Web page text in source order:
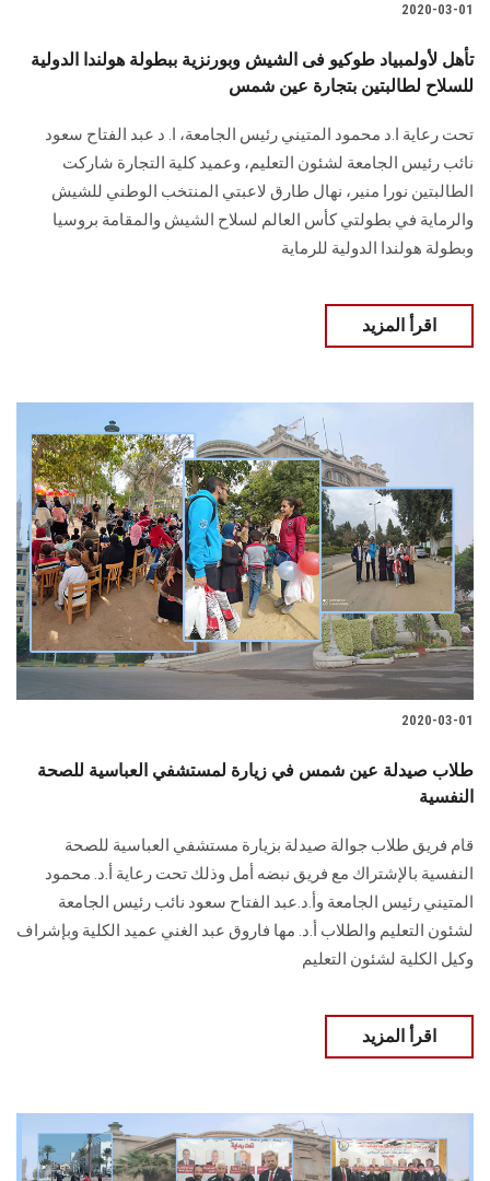
الخريجين
الموظفون
الزائـرون
2020-03-01
تأهل لأولمبياد طوكيو فى الشيش وبورنزية ببطولة هولندا الدولية
للسلاح لطالبتين بتجارة عين شمس
تحت رعاية ا.د محمود المتيني رئيس الجامعة، ا. د عبد الفتاح سعود
نائب رئيس الجامعة لشئون التعليم، وعميد كلية التجارة شاركت
الطالبتين نورا منير، نهال طارق لاعبتي المنتخب الوطني للشيش
والرماية في بطولتي كأس العالم لسلاح الشيش والمقامة بروسيا
وبطولة هولندا الدولية للرماية
اقرأ المزيد
2020-03-01
طلاب صيدلة عين شمس في زيارة لمستشفي العباسية للصحة
النفسية
قام فريق طلاب جوالة صيدلة بزيارة مستشفي العباسية للصحة
النفسية بالإشتراك مع فريق نبضه أمل وذلك تحت رعاية أ.د. محمود
المتيني رئيس الجامعة وأ.د.عبد الفتاح سعود نائب رئيس الجامعة
لشئون التعليم والطلاب أ.د. مها فاروق عبد الغني عميد الكلية وبإشراف
وكيل الكلية لشئون التعليم
اقرأ المزيد